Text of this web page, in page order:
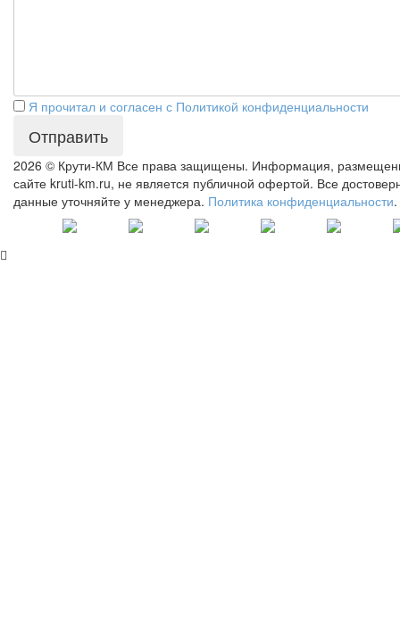
Я прочитал и согласен с Политикой конфиденциальности
Отправить
2026 © Крути-КМ Все права защищены. Информация,
сайте kruti-km.ru, не является публичной офертой. Все
данные уточняйте у менеджера. Политика конфиденциальности.